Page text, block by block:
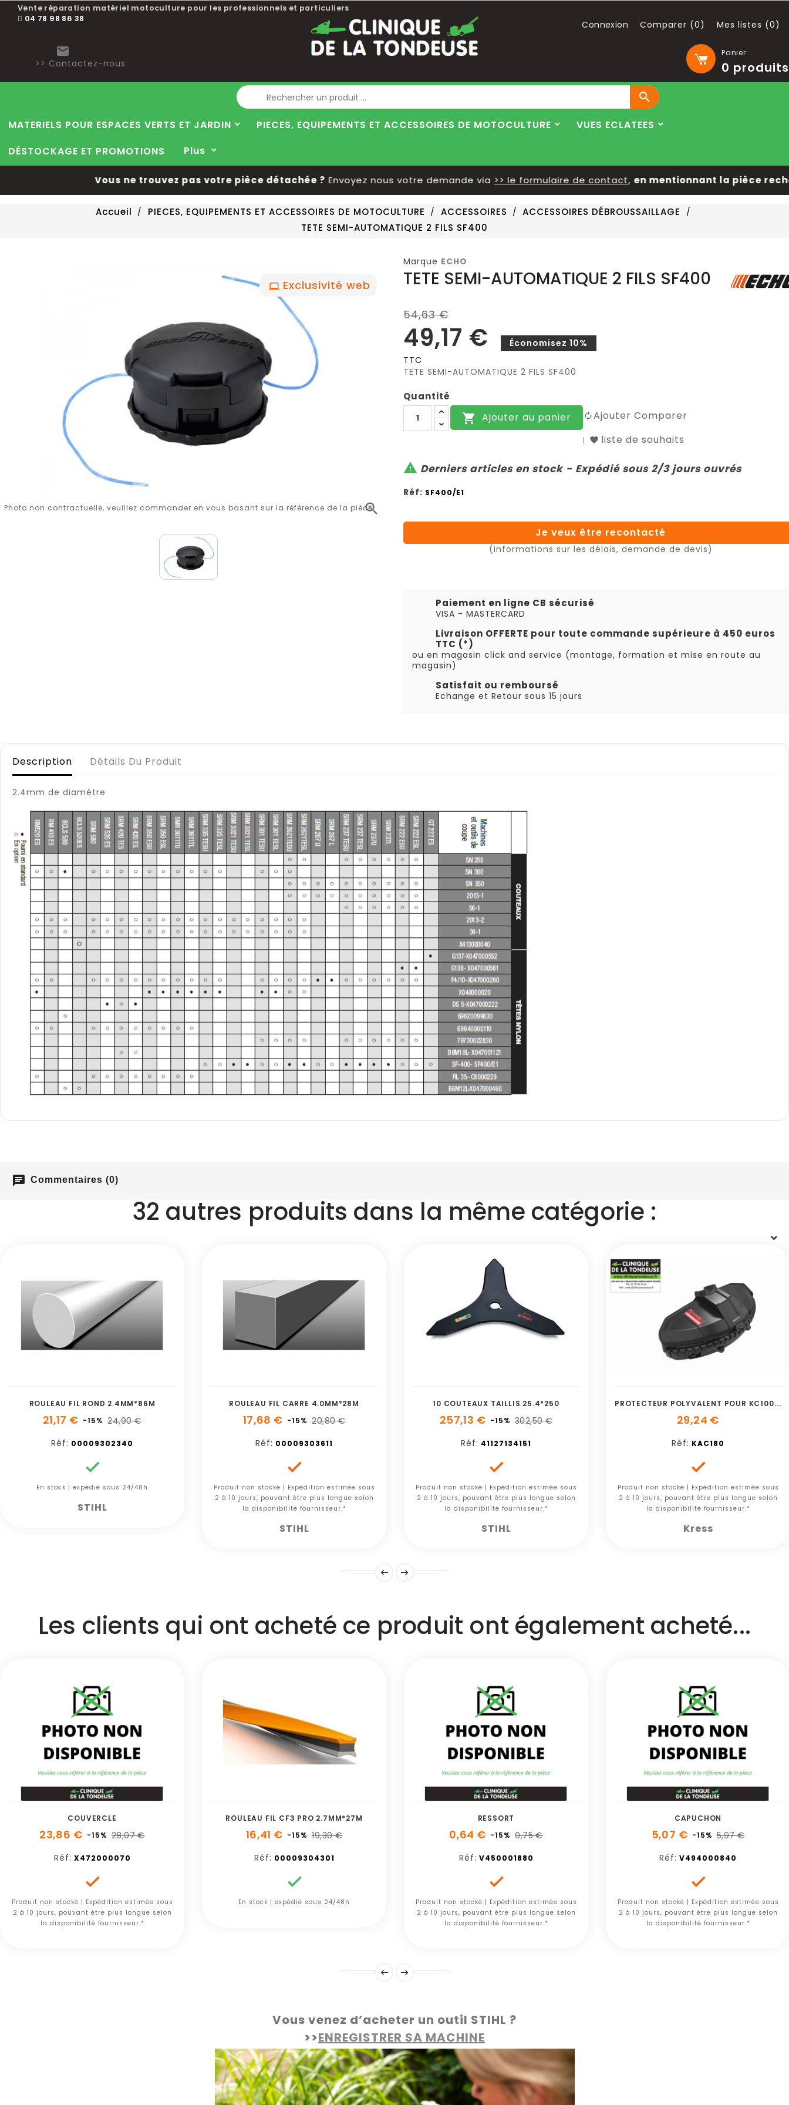
Vente réparation matériel motoculture pour les professionnels et particuliers
04 78 98 86 38
Panier:
0 produits

>> Contactez-nous
Connexion Comparer (0) Mes listes (0)
Blog

MATERIELS POUR ESPACES VERTS ET JARDIN PIECES, EQUIPEMENTS ET ACCESSOIRES DE MOTOCULTURE
VUES ECLATEES
DÉSTOCKAGE ET PROMOTIONS
Plus
Vous ne trouvez pas votre pièce détachée ?Envoyez nous votre demande via>> le formulaire de contact,en mentionnant la pièce
Accueil PIECES, EQUIPEMENTS ET ACCESSOIRES DE MOTOCULTURE ACCESSOIRES
ACCESSOIRES DÉBROUSSAILLAGE
TETE SEMI-AUTOMATIQUE 2 FILS SF400
Exclusivité web

Photo non contractuelle, veuillez commander en vous basant sur la référence de la pièce
Marque ECHO
TETE SEMI-AUTOMATIQUE 2 FILS SF400
54,63 €
49,17 €
Économisez 10%
TTC
TETE SEMI-AUTOMATIQUE 2 FILS SF400
Quantité
 Ajouter au panier
Ajouter Comparer
liste de souhaits
 Derniers articles en stock - Expédié sous 2/3 jours ouvrés
Réf: SF400/E1
Je veux être recontacté
(informations sur les délais, demande de devis)
Paiement en ligne CB sécurisé
VISA - MASTERCARD
Livraison OFFERTE pour toute commande supérieure à 450 euros
TTC (*)
ou en magasin click and service (montage, formation et mise en route au
magasin)
Satisfait ou remboursé
Echange et Retour sous 15 jours
Description Détails Du Produit
2.4mm de diamètre
chat Commentaires (0)
32 autres produits dans la même catégorie :
ROULEAU FIL ROND 2.4MM*86M
21,17 € -15% 24,90 €
Réf: 00009302340

En stock | expédié sous 24/48h
STIHL
ROULEAU FIL CARRE 4.0MM*28M
17,68 € -15% 20,80 €
Réf: 00009303611

Produit non stocké | Expédition estimée sous
2 à 10 jours, pouvant être plus longue selon
la disponibilité fournisseur.*
STIHL
10 COUTEAUX TAILLIS 25.4*250
257,13 € -15% 302,50 €
Réf: 41127134151

Produit non stocké | Expédition estimée sous
2 à 10 jours, pouvant être plus longue selon
la disponibilité fournisseur.*
STIHL
P
ROTECTEUR POLYVALENT POUR KC100/KC120/K
29,24 €
Réf: KAC180

Produit non stocké | Expédition estimée sous
2 à 10 jours, pouvant être plus longue selon
la disponibilité fournisseur.*
Kress
Les clients qui ont acheté ce produit ont également acheté...
COUVERCLE
23,86 € -15% 28,07 €
Réf: X472000070

Produit non stocké | Expédition estimée sous
2 à 10 jours, pouvant être plus longue selon
la disponibilité fournisseur.*
ROULEAU FIL CF3 PRO 2.7MM*27M
16,41 € -15% 19,30 €
Réf: 00009304301

En stock | expédié sous 24/48h
RESSORT
0,64 € -15% 0,75 €
Réf: V450001880

Produit non stocké | Expédition estimée sous
2 à 10 jours, pouvant être plus longue selon
la disponibilité fournisseur.*
CAPUCHON
5,07 € -15% 5,97 €
Réf: V494000840

Produit non stocké | Expédition estimée sous
2 à 10 jours, pouvant être plus longue selon
la disponibilité fournisseur.*
Vous venez d’acheter un outil STIHL ?
>>ENREGISTRER SA MACHINE